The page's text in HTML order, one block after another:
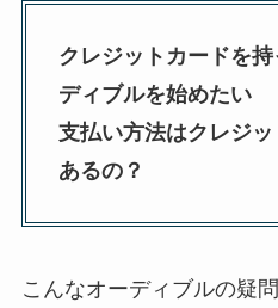
クレジットカードを
ディブルを始めたい
支払い方法はクレジ
あるの？
こんなオーディブルの疑